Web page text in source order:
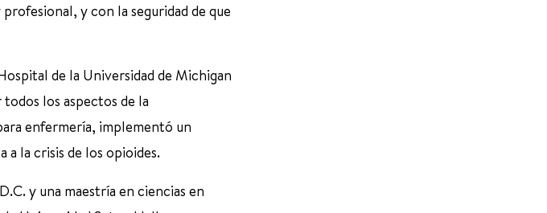
y con la seguridad de que
de la Universidad de Michigan
los aspectos de la
enfermería, implementó un
a la crisis de los opioides.
y una maestría en ciencias en